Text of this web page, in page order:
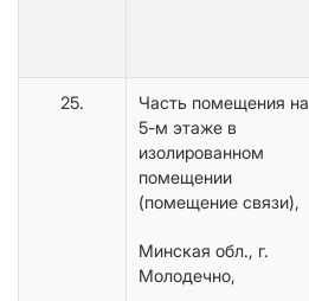
25.
Часть помещения на
5-м этаже в
изолированном
помещении
(помещение связи),
Минская обл., г.
Молодечно,